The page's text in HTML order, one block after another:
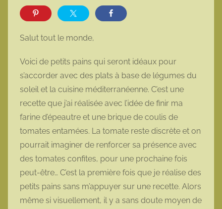
r
m
o
t
t
e
Salut tout le monde,
Voici de petits pains qui seront idéaux pour
s’accorder avec des plats à base de légumes du
soleil et la cuisine méditerranéenne. C’est une
recette que j’ai réalisée avec l’idée de finir ma
farine d’épeautre et une brique de coulis de
tomates entamées. La tomate reste discrète et on
pourrait imaginer de renforcer sa présence avec
des tomates confites, pour une prochaine fois
peut-être… C’est la première fois que je réalise des
petits pains sans m’appuyer sur une recette. Alors
même si visuellement, il y a sans doute moyen de